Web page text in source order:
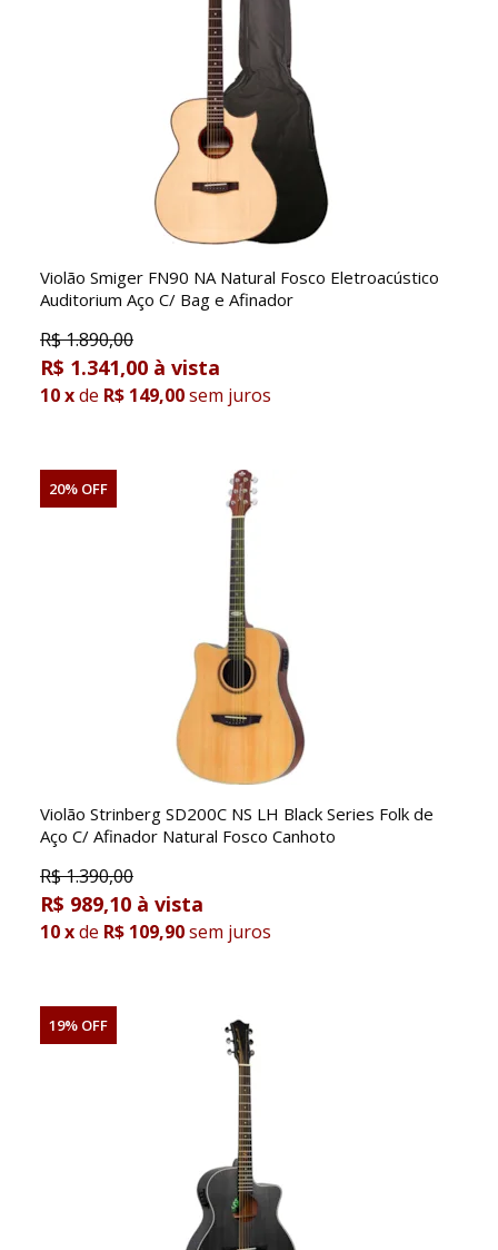
Violão Smiger FN90 NA Natural Fosco Eletroacústico
Auditorium Aço C/ Bag e Afinador
R$1.890,00
R$ 1.341,00
10xde R$ 149,00sem juros
20% OFF
Violão Strinberg SD200C NS LH Black Series Folk de
Aço C/ Afinador Natural Fosco Canhoto
R$1.390,00
R$ 989,10
10xde R$ 109,90sem juros
19% OFF